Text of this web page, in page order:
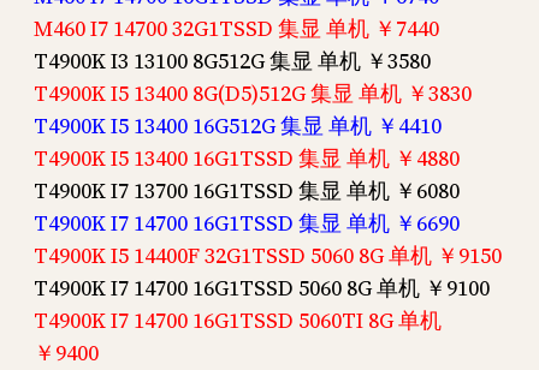
M460 I7 14700 32G1TSSD 集显 单机 ￥7440
T4900K I3 13100 8G512G 集显 单机 ￥3580
T4900K I5 13400 8G(D5)512G 集显 单机 ￥3830
T4900K I5 13400 16G512G 集显 单机 ￥4410
T4900K I5 13400 16G1TSSD 集显 单机 ￥4880
T4900K I7 13700 16G1TSSD 集显 单机 ￥6080
T4900K I7 14700 16G1TSSD 集显 单机 ￥6690
T4900K I5 14400F 32G1TSSD 5060 8G 单机 ￥9150
T4900K I7 14700 16G1TSSD 5060 8G 单机 ￥9100
T4900K I7 14700 16G1TSSD 5060TI 8G 单机
￥9400